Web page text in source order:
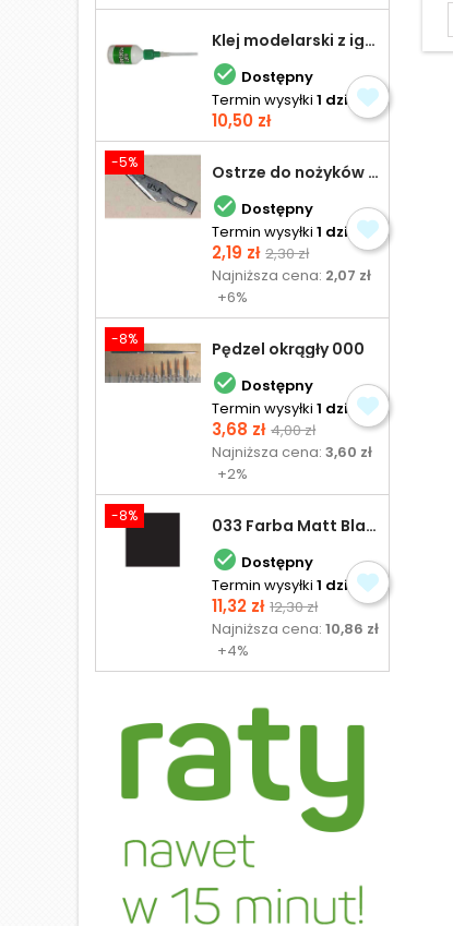
Klej modelarski z igłą 30 ml
 Dostępny
Termin wysyłki 1 dzień
Cena
10,50 zł
-5% Ostrze do nożyków Excel
 Dostępny
Termin wysyłki 1 dzień
Cena
2,19 zł Cena
podstawowa
2,30 zł
Najniższa cena: 2,07 zł
+6%
-8% Pędzel okrągły 000
 Dostępny
Termin wysyłki 1 dzień
Cena
3,68 zł Cena
podstawowa
4,00 zł
Najniższa cena:3,60 zł
+2%
-8% 033 Farba Matt Black - olejna
 Dostępny
Termin wysyłki 1 dzień
Cena
11,32 zł Cena
podstawowa
12,30 zł
Najniższa cena:10,86 zł
+4%